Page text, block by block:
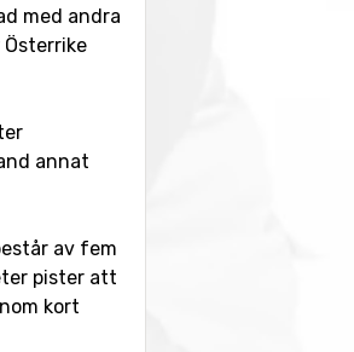
med andra
annat
av fem
pister att
kort